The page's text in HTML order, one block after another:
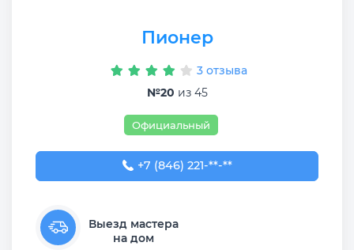
Пионер
3 отзыва
№20 из 45
Официальный
+7 (846) 221-63-33
+7 (846) 221-**-**
Выезд мастера
на дом